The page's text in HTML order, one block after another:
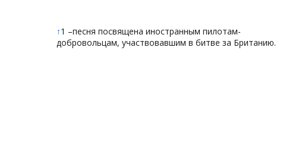
↑1 –песня посвящена иностранным пилотам-
добровольцам, участвовавшим в битве за Британию.